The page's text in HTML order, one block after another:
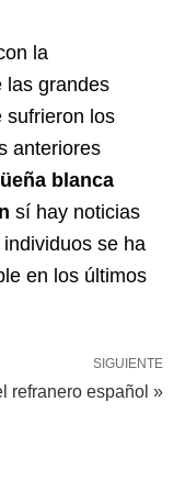
la
las grandes
sufrieron los
anteriores
blanca
sí hay noticias
se ha
en los últimos
SIGUIENTE
refranero español »